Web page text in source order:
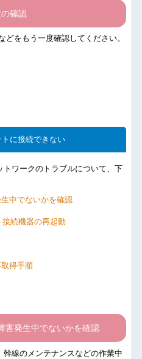
確認
をもう一度確認してください。
に接続できない
ワークのトラブルについて、下
中でないかを確認
接続機器の再起動
取得手順
害発生中でないかを確認
幹線のメンテナンスなどの作業中